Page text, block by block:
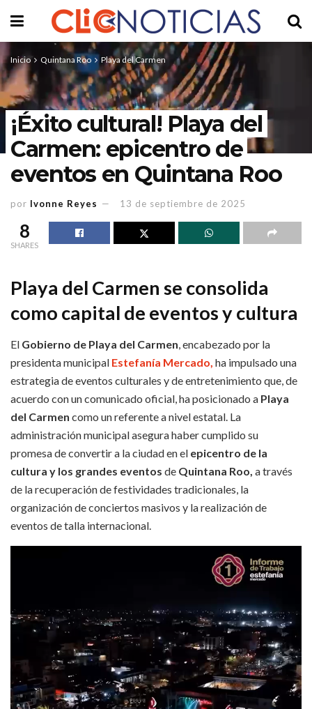
Inicio Quintana Roo Playa del Carmen
¡Éxito cultural! Playa del
Carmen: epicentro de
eventos en Quintana Roo
por Ivonne Reyes 13 de septiembre de 2025
8
SHARES
Playa del Carmen se consolida
como capital de eventos y cultura
El Gobierno de Playa del Carmen,encabezado por la
presidenta municipal Estefanía Mercado, ha impulsado una
estrategia de eventos culturales y de entretenimiento que, de
acuerdo con un comunicado oficial, ha posicionado a Playa
del Carmen como un referente a nivel estatal. La
administración municipal asegura haber cumplido su
promesa de convertir a la ciudad en el epicentro de la
cultura y los grandes eventos de Quintana Roo, a través
de la recuperación de festividades tradicionales, la
organización de conciertos masivos y la realización de
eventos de talla internacional.